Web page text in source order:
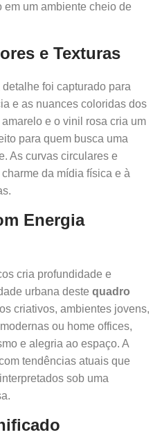
um ambiente cheio de
e Texturas
detalhe foi capturado para
e as nuances coloridas dos
e o vinil rosa cria um
para quem busca uma
As curvas circulares e
da mídia física e à
Energia
cria profundidade e
urbana deste quadro
criativos, ambientes jovens,
ou home offices,
e alegria ao espaço. A
tendências atuais que
sob uma